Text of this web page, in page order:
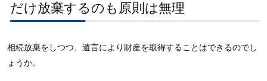
だけ放棄するのも原則は無理
相続放棄をしつつ、遺言により財産を取得することはできるのでし
ょうか。